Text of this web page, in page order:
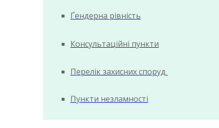
Ґендерна рівність
Консультаційні пункти
Перелік захисних споруд
Пункти незламності